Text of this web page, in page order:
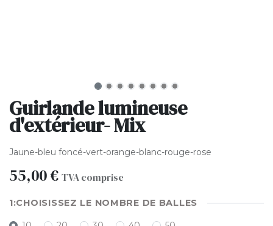
Guirlande lumineuse
d'extérieur- Mix
Jaune-bleu foncé-vert-orange-blanc-rouge-rose
55,00€ TVA comprise
CHOISISSEZ LE NOMBRE DE BALLES